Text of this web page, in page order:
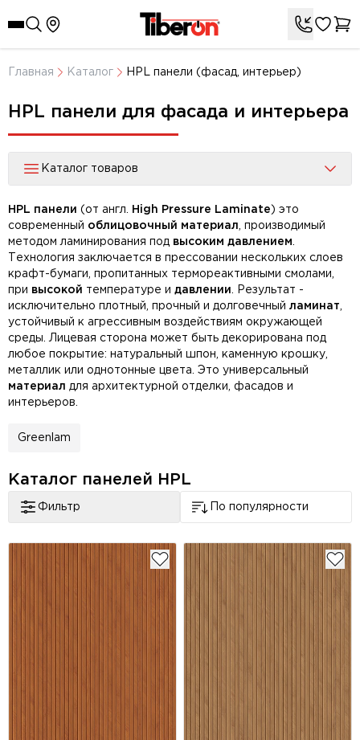
Главная Каталог HPL панели (фасад, интерьер)
HPL панели для фасада и интерьера
Каталог товаров
HPL панели (от англ. High Pressure Laminate ) это
современный облицовочный материал , производимый
методом ламинирования под высоким давлением
Технология заключается в прессовании нескольких слоев
крафт-бумаги, пропитанных термореактивными смолами,
при высокой температуре и давлении . Результат -
исключительно плотный, прочный и долговечный ламинат
устойчивый к агрессивным воздействиям окружающей
среды. Лицевая сторона может быть декорирована под
любое покрытие: натуральный шпон, каменную крошку,
металлик или однотонные цвета. Это универсальный
материал для архитектурной отделки, фасадов и
интерьеров.
Greenlam
Каталог панелей HPL
Фильтр По популярности